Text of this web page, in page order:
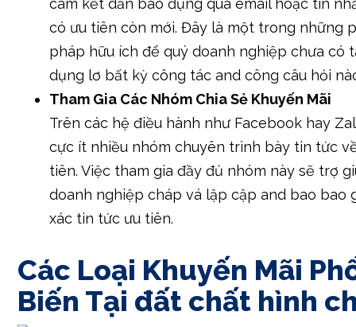
cam kết dấn báo đụng qua email hoặc tin
có ưu tiên còn mới. Đây là một trong những
pháp hữu ích để quý doanh nghiệp chưa có
dụng lơ bất kỳ công tác and công câu hỏi
Tham Gia Các Nhóm Chia Sẻ Khuyến Mãi
Trên các hệ điều hành như Facebook hay
cực ít nhiều nhóm chuyên trình bày tin tức
tiên. Việc tham gia đầy đủ nhóm này sẽ trợ
doanh nghiệp cháp vá lập cập and bao bao
xác tin tức ưu tiên.
Các Loại Khuyến Mãi
Biến Tại đất chất hình